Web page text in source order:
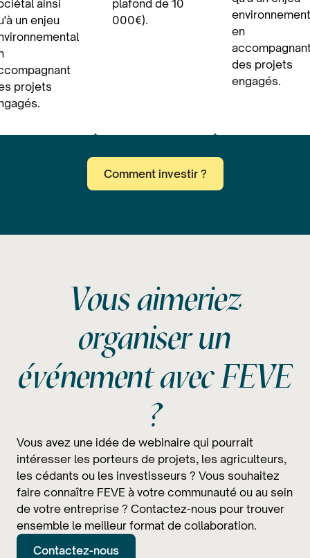
ainsi
un enjeu
projets
plafond de 10
000€).
en
des projets
engagés.
Comment investir ?
Vous aimeriez
organiser un
événement avec FEVE
?
Vous avez une idée de webinaire qui pourrait
intéresser les porteurs de projets, les agriculteurs,
les cédants ou les investisseurs ? Vous souhaitez
faire connaître FEVE à votre communauté ou au sein
de votre entreprise ? Contactez-nous pour trouver
ensemble le meilleur format de collaboration.
Contactez-nous